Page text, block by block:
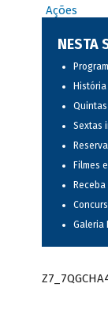
Ações
NESTA
História
Quintas
Sextas
Filmes
Galeria